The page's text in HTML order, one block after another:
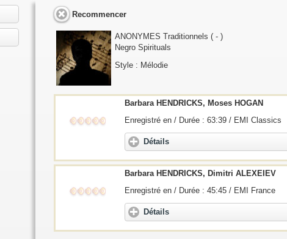
Recommencer
ANONYMES Traditionnels ( - )
Negro Spirituals
Style : Mélodie
Barbara HENDRICKS, Moses HOGAN
Enregistré en / Durée : 63:39 / EMI Classics
Détails
Barbara HENDRICKS, Dimitri ALEXEIEV
Enregistré en / Durée : 45:45 / EMI France
Détails